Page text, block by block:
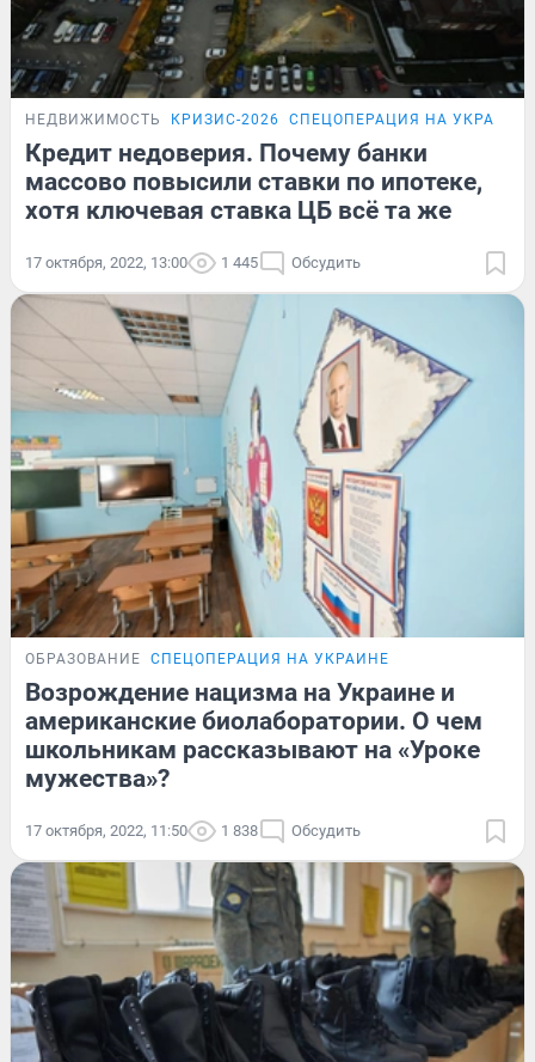
НЕДВИЖИМОСТЬ КРИЗИС-2026 СПЕЦОПЕРАЦИЯ НА УКРАИНЕ
Кредит недоверия. Почему банки
массово повысили ставки по ипотеке,
хотя ключевая ставка ЦБ всё та же
17 октября, 2022, 13:00 1 445 Обсудить
ОБРАЗОВАНИЕ СПЕЦОПЕРАЦИЯ НА УКРАИНЕ
Возрождение нацизма на Украине и
американские биолаборатории. О чем
школьникам рассказывают на «Уроке
мужества»?
17 октября, 2022, 11:50 1 838 Обсудить